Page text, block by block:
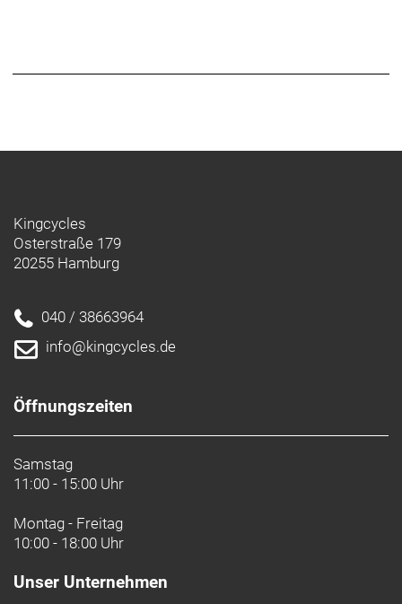
Kingcycles
Osterstraße 179
20255 Hamburg
040 / 38663964
info@kingcycles.de
Öffnungszeiten
Samstag
11:00 - 15:00 Uhr
Montag - Freitag
10:00 - 18:00 Uhr
Unser Unternehmen